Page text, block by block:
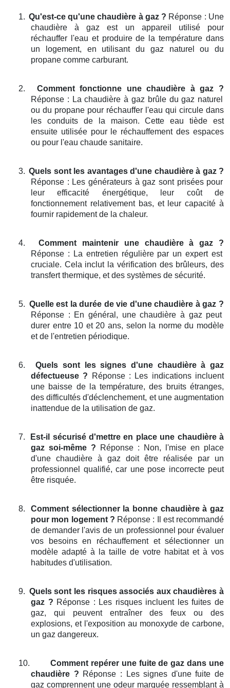
1. Qu'est-ce qu'une chaudière à gaz ? Réponse : Une
chaudière à gaz est un appareil utilisé pour
réchauffer l'eau et produire de la température dans
un logement, en utilisant du gaz naturel ou du
propane comme carburant.
2.
Comment fonctionne une chaudière à gaz ?
Réponse : La chaudière à gaz brûle du gaz naturel
ou du propane pour réchauffer l'eau qui circule dans
les conduits de la maison. Cette eau tiède est
ensuite utilisée pour le réchauffement des espaces
ou pour l'eau chaude sanitaire.
3. Quels sont les avantages d'une chaudière à gaz ?
Réponse : Les générateurs à gaz sont prisées pour
leur efficacité énergétique, leur coût de
fonctionnement relativement bas, et leur capacité à
fournir rapidement de la chaleur.
4.
Comment maintenir une chaudière à gaz ?
Réponse : La entretien régulière par un expert est
cruciale. Cela inclut la vérification des brûleurs, des
transfert thermique, et des systèmes de sécurité.
5. Quelle est la durée de vie d'une chaudière à gaz ?
Réponse : En général, une chaudière à gaz peut
durer entre 10 et 20 ans, selon la norme du modèle
et de l'entretien périodique.
6.
Quels sont les signes d'une chaudière à gaz
défectueuse ? Réponse : Les indications incluent
une baisse de la température, des bruits étranges,
des difficultés d'déclenchement, et une augmentation
inattendue de la utilisation de gaz.
7.
Est-il sécurisé d'mettre en place une chaudière à
gaz soi-même ? Réponse : Non, l'mise en place
d'une chaudière à gaz doit être réalisée par un
professionnel qualifié, car une pose incorrecte peut
être risquée.
8.
Comment sélectionner la bonne chaudière à gaz
pour mon logement ? Réponse : Il est recommandé
de demander l'avis de un professionnel pour évaluer
vos besoins en réchauffement et sélectionner un
modèle adapté à la taille de votre habitat et à vos
habitudes d'utilisation.
9. Quels sont les risques associés aux chaudières à
gaz ? Réponse : Les risques incluent les fuites de
gaz, qui peuvent entraîner des feux ou des
explosions, et l'exposition au monoxyde de carbone,
un gaz dangereux.
10.
Comment repérer une fuite de gaz dans une
chaudière ? Réponse : Les signes d'une fuite de
gaz comprennent une odeur marquée ressemblant à